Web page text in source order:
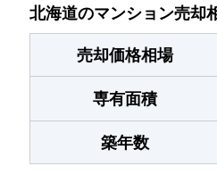
北海道のマンション売却
売却価格相場
専有面積
築年数